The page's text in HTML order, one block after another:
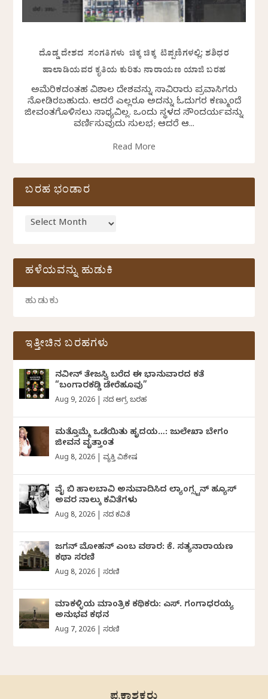
ದೊಡ್ಡ ದೇಶದ ಸಂಗತಿಗಳು ಚಿಕ್ಕ ಚಿಕ್ಕ ಟಿಪ್ಪಣಿಗಳಲ್ಲಿ: ಶಶಿಧರ
ಹಾಲಾಡಿಯವರ ಕೃತಿಯ ಕುರಿತು ನಾರಾಯಣ ಯಾಜಿ ಬರಹ
ಅಮೆರಿಕದಂತಹ ವಿಶಾಲ ದೇಶವನ್ನು ಸಾವಿರಾರು ಪ್ರವಾಸಿಗರು
ನೋಡಿರಬಹುದು. ಆದರೆ ಎಲ್ಲರೂ ಅದನ್ನು ಓದುಗರ ಕಣ್ಮುಂದೆ
ಜೀವಂತಗೊಳಿಸಲು ಸಾಧ್ಯವಿಲ್ಲ. ಒಂದು ಸ್ಥಳದ ಸೌಂದರ್ಯವನ್ನು
ವರ್ಣಿಸುವುದು ಸುಲಭ; ಆದರೆ ಆ...
Read More
ಬರಹ ಭಂಡಾರ
ಹಳೆಯವನ್ನು ಹುಡುಕಿ
ಇತ್ತೀಚಿನ ಬರಹಗಳು
ನವೀನ್‌ ತೇಜಸ್ವಿ ಬರೆದ ಈ ಭಾನುವಾರದ ಕತೆ
“ಬಂಗಾರಕಡ್ಡಿ ಡೇರೆಹೂವು”
Aug 9, 2026 ದಿನದ ಅಗ್ರ ಬರಹ
ಮತ್ತೊಮ್ಮೆ ಒಡೆಯಿತು ಹೃದಯ…: ಜುಲೇಖಾ ಬೇಗಂ
ಜೀವನ ವೃತ್ತಾಂತ
Aug 8, 2026 ವ್ಯಕ್ತಿ ವಿಶೇಷ
ವೈ ಬಿ ಹಾಲಬಾವಿ ಅನುವಾದಿಸಿದ ಲ್ಯಾಂಗ್ಸ್ಟನ್ ಹ್ಯೂಸ್
ಅವರ ನಾಲ್ಕು ಕವಿತೆಗಳು
Aug 8, 2026 ದಿನದ ಕವಿತೆ
ಜಗನ್‌ ಮೋಹನ್‌ ಎಂಬ ವಠಾರ: ಕೆ. ಸತ್ಯನಾರಾಯಣ
ಕಥಾ ಸರಣಿ
Aug 8, 2026 ಸರಣಿ
ಮಾಕಳ್ಳಿಯ ಮಾಂತ್ರಿಕ ಕಥಿಕರು: ಎಸ್. ಗಂಗಾಧರಯ್ಯ
ಅನುಭವ ಕಥನ
Aug 7, 2026 ಸರಣಿ